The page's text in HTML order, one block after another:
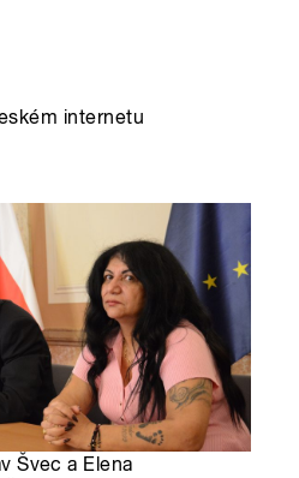
internetu
Švec a Elena